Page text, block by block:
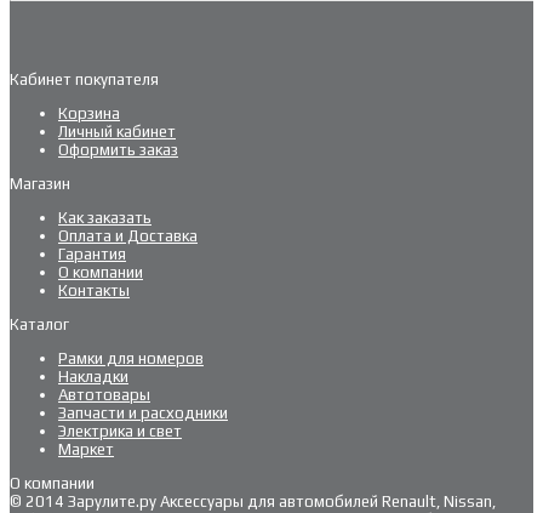
Кабинет покупателя
Корзина
Личный кабинет
Оформить заказ
Магазин
Как заказать
Оплата и Доставка
Гарантия
О компании
Контакты
Каталог
Рамки для номеров
Накладки
Автотовары
Запчасти и расходники
Электрика и свет
Маркет
О компании
© 2014 Зарулите.ру Аксессуары для автомобилей Renault, Nissan,